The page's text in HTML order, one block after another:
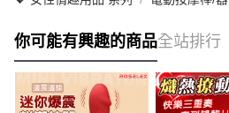
你可能有興趣的商品全站排行